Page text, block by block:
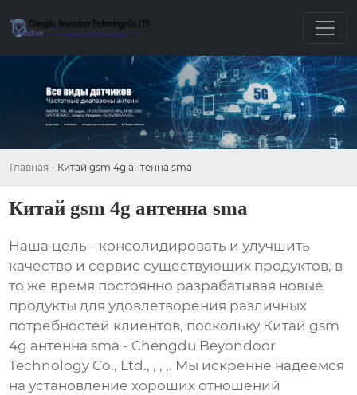
Главная - Китай gsm 4g антенна sma
Китай gsm 4g антенна sma
Наша цель - консолидировать и улучшить
качество и сервис существующих продуктов, в
то же время постоянно разрабатывая новые
продукты для удовлетворения различных
потребностей клиентов, поскольку Китай gsm
4g антенна sma - Chengdu Beyondoor
Technology Co., Ltd., , , ,. Мы искренне надеемся
на установление хороших отношений